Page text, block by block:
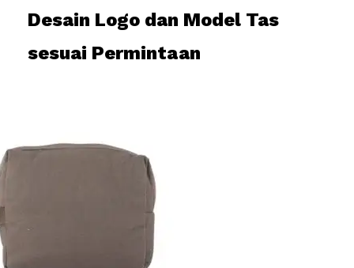
Desain Logo dan Model Tas
sesuai Permintaan